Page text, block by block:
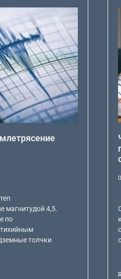
магнитудой 4,5.
по
толчки